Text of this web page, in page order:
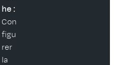
he :
Con
figu
rer
la